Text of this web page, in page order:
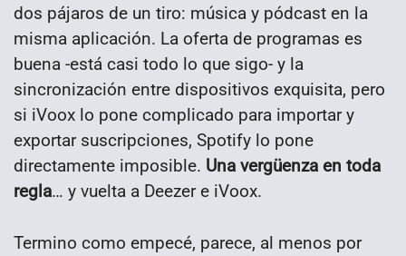
dos pájaros de un tiro: música y pódcast en la
misma aplicación. La oferta de programas es
buena -está casi todo lo que sigo- y la
sincronización entre dispositivos exquisita, pero
si iVoox lo pone complicado para importar y
exportar suscripciones, Spotify lo pone
directamente imposible. Una vergüenza en toda
regla… y vuelta a Deezer e iVoox.
Termino como empecé, parece, al menos por